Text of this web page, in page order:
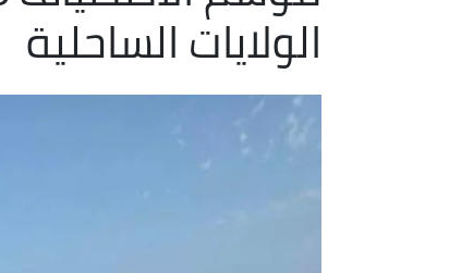
الولايات الساحلية